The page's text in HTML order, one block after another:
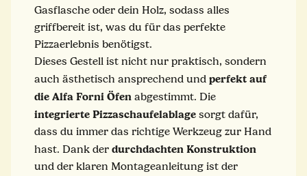
Gasflasche oder dein Holz, sodass alles
griffbereit ist, was du für das perfekte
Pizzaerlebnis benötigst.
Dieses Gestell ist nicht nur praktisch, sondern
auch ästhetisch ansprechend und perfekt auf
die Alfa Forni Öfen abgestimmt. Die
integrierte Pizzaschaufelablage sorgt dafür,
dass du immer das richtige Werkzeug zur Hand
hast. Dank der durchdachten Konstruktion
und der klaren Montageanleitung ist der